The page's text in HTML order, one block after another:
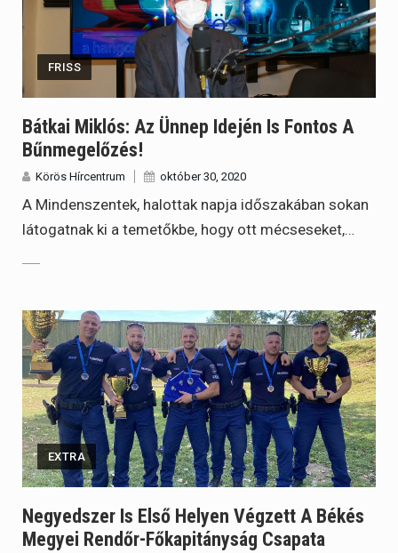
FRISS
Bátkai Miklós: Az Ünnep Idején Is Fontos A
Bűnmegelőzés!
Körös Hírcentrum október 30, 2020
A Mindenszentek, halottak napja időszakában sokan
látogatnak ki a temetőkbe, hogy ott mécseseket,…
EXTRA
Negyedszer Is Első Helyen Végzett A Békés
Megyei Rendőr-Főkapitányság Csapata